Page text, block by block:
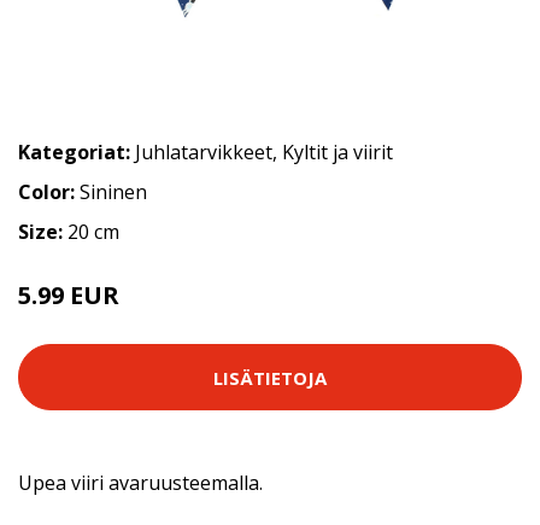
Kategoriat: Juhlatarvikkeet, Kyltit ja viirit
Color:Sininen
Size: 20 cm
5.99 EUR
LISÄTIETOJA
Upea viiri avaruusteemalla.